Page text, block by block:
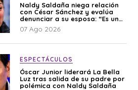
Naldy Saldaña niega relación
con César Sánchez y evalúa
denunciar a su esposa: “Es una
difamación”
07 Ago 2026
ESPECTÁCULOS
Óscar Junior liderará La Bella
Luz tras salida de su padre por
polémica con Naldy Saldaña